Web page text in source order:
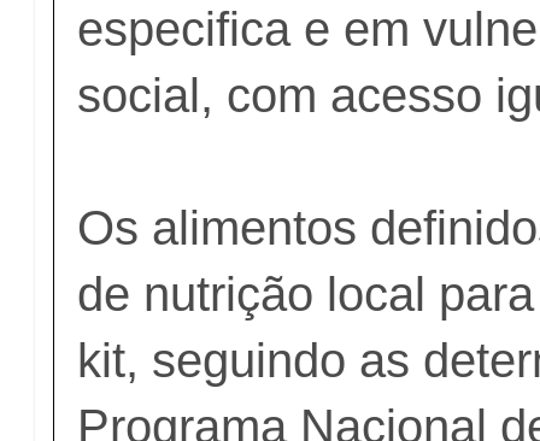
especifica e em
social, com acesso
Os alimentos
de nutrição local
kit, seguindo as
Programa Nacional